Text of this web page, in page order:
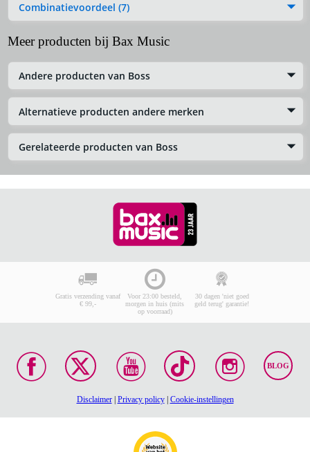
Combinatievoordeel (7)
Meer producten bij Bax Music
Andere producten van Boss
Alternatieve producten andere merken
Gerelateerde producten van Boss
Gratis verzending vanaf
€ 99,-
Voor 23:00 besteld,
morgen in huis (mits
op voorraad)
30 dagen 'niet goed
geld terug' garantie!
BLOG
Disclaimer| Privacy policy| Cookie-instellingen